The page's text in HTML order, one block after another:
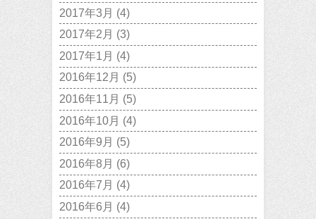
2017年3月 (4)
2017年2月 (3)
2017年1月 (4)
2016年12月 (5)
2016年11月 (5)
2016年10月 (4)
2016年9月 (5)
2016年8月 (6)
2016年7月 (4)
2016年6月 (4)